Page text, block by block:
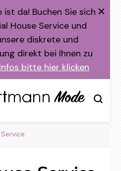
ist da! Buchen Sie sich
House Service und
diskrete und
direkt bei Ihnen zu
bitte hier klicken
Mode